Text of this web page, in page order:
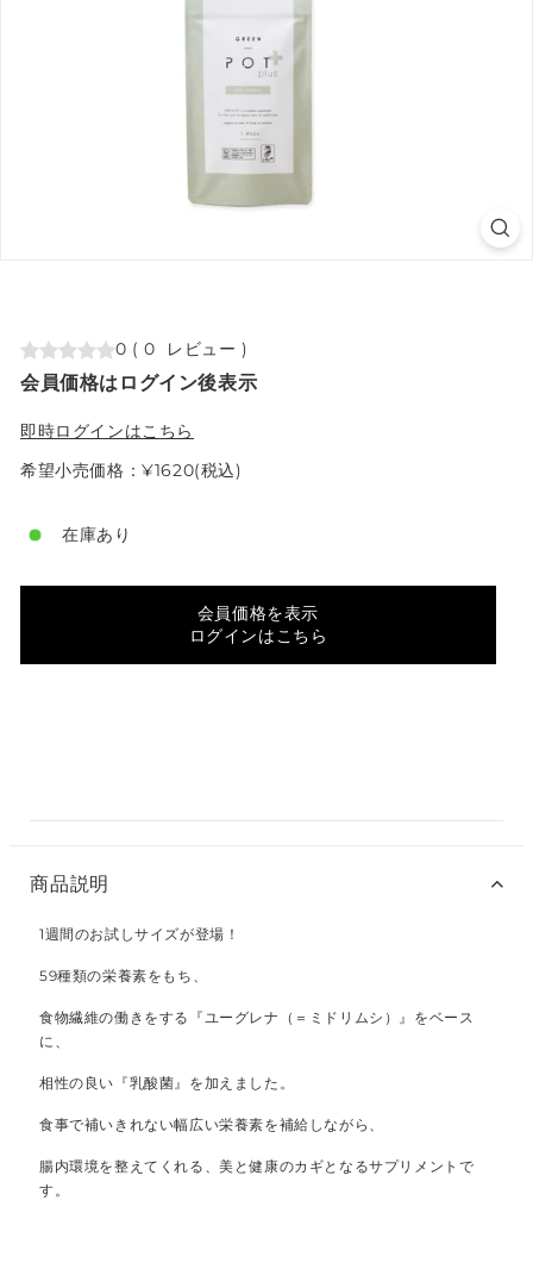
0 ( 0 レビュー )
会員価格はログイン後表示
即時ログインはこちら
希望小売価格：¥1620(税込)
在庫あり
会員価格を表示
ログインはこちら
商品説明
1週間のお試しサイズが登場！
59種類の栄養素をもち、
食物繊維の働きをする『ユーグレナ（＝ミドリムシ）』をベース
に、
相性の良い『乳酸菌』を加えました。
食事で補いきれない幅広い栄養素を補給しながら、
腸内環境を整えてくれる、美と健康のカギとなるサプリメントで
す。